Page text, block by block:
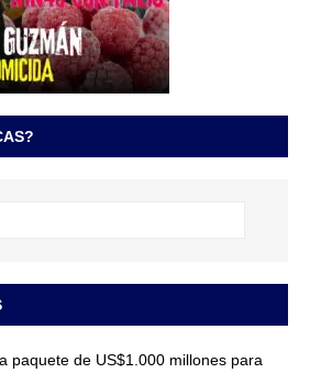
paquete de US$1.000 millones para